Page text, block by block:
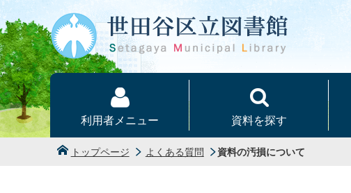
本文へ
利用者メニュー 資料を探す
トップページ よくある質問 資料の汚損について